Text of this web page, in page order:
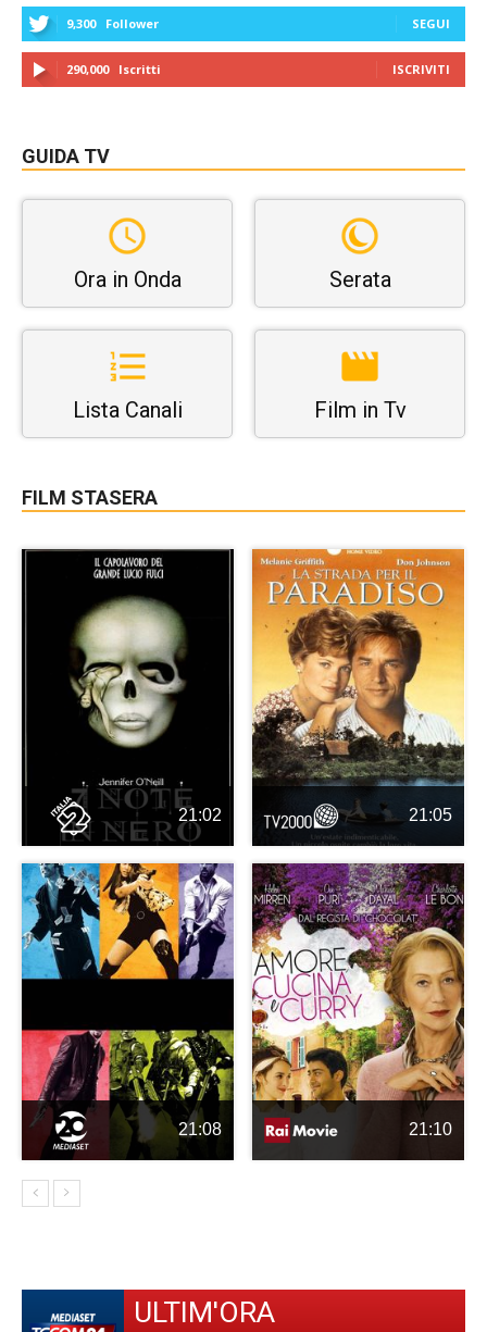
9,300 Follower SEGUI
290,000 Iscritti ISCRIVITI
GUIDA TV
Ora in Onda Serata
Lista Canali Film in Tv
FILM STASERA
21:02 21:05
21:08 21:10
ULTIM'ORA